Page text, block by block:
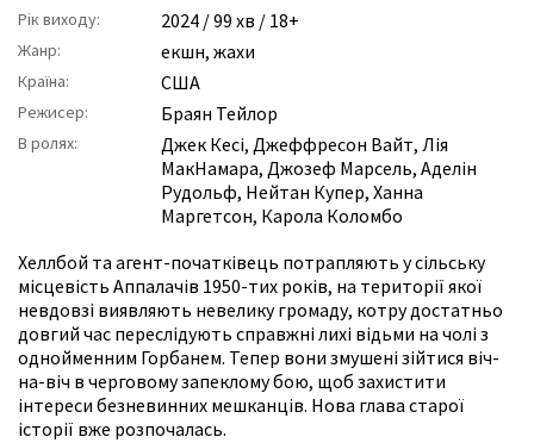
Рік виходу: 2024 / 99 хв / 18+
Жанр: екшн, жахи
Країна: США
Режисер: Браян Тейлор
В ролях: Джек Кесі, Джеффресон Вайт, Лія
МакНамара, Джозеф Марсель, Аделін
Рудольф, Нейтан Купер, Ханна
Маргетсон, Карола Коломбо
Хеллбой та агент-початківець потрапляють у сільську
місцевість Аппалачів 1950-тих років, на території якої
невдовзі виявляють невелику громаду, котру достатньо
довгий час переслідують справжні лихі відьми на чолі з
однойменним Горбанем. Тепер вони змушені зійтися віч-
на-віч в черговому запеклому бою, щоб захистити
інтереси безневинних мешканців. Нова глава старої
історії вже розпочалась.